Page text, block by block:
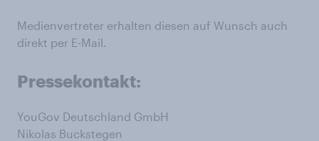
Medienvertreter erhalten diesen auf Wunsch auch
direkt per E-Mail.
Pressekontakt:
YouGov Deutschland GmbH
Nikolas Buckstegen